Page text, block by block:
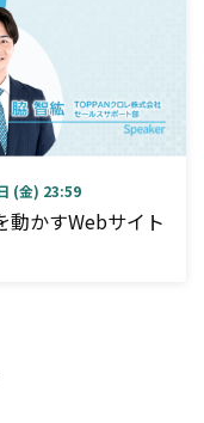
(金) 23:59
動かすWebサイト